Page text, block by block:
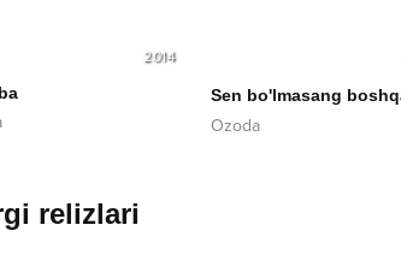
2014
Ozoda
relizlari